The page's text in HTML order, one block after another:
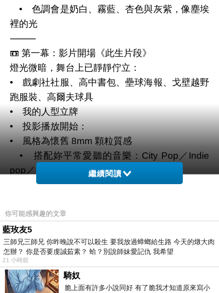
• 色調會是奶白、霧藍、杏色與灰紫，像塵埃
裡的光
⸻
📼 第一幕：影片開場《此生片段》
燈光微暗，舞台上已靜靜佇立：
• 戲劇社社服、高中書包、壘球海報、戈壁越野
跑服裝、高爾夫球具
• 我的人型立牌
• 投影播放開始：
• 風格為懷舊 8mm 顆粒質感
• 搭配妳平常愛聽的音樂：City Pop／Indie
pop／台式搖滾
告五人、宇宙人、守夜人、溫蒂漫步、納金
• 畫面剪輯：照片＋短片＋旅途風景＋妳的創作
＋側拍日常
• 可搭配旁白或僅留音樂／靜音
⸻
🕯️ 第二幕：上香・致意《道別即表演》
• 投影結束後，燈光略亮，溫柔引導語音或字
繼續閱讀
你可能感興趣的文章
藍玫友5
三師兄三師兄 你昨晚說不可以殺生 要我放過蟑螂給生路 今天的燉大肉
怎辦？ 你是否要虔誠茹素？ 蛤？別說師妹愛記仇 我希望
21 小時前
騎奴
脆上面有許多小說同好 有了脆我才知道原來寫小